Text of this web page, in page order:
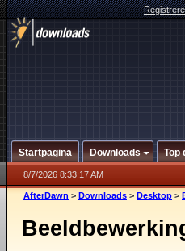
Startpagina Downloads Top
8/7/2026 8:33:17 AM
AfterDawn > Downloads > Desktop >